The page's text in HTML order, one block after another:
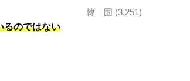
るのではない
韓 国 (3,251)